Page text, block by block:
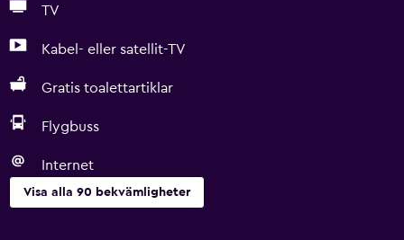
TV
Kabel- eller satellit-TV
Gratis toalettartiklar
Flygbuss
Internet
Visa alla 90 bekvämligheter